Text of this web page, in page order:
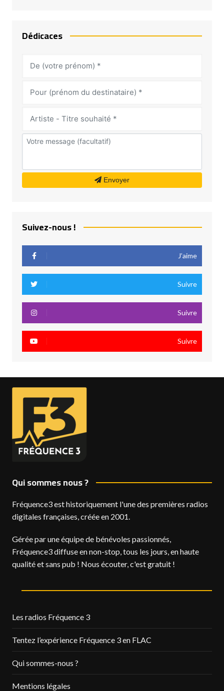
Dédicaces
Envoyer
Suivez-nous !
J’aime
Suivre
Suivre
Suivre
Qui sommes nous ?
Fréquence3 est historiquement l'une des premières radios
digitales françaises, créée en 2001.
Gérée par une équipe de bénévoles passionnés,
Fréquence3 diffuse en non-stop, tous les jours, en haute
qualité et sans pub ! Nous écouter, c'est gratuit !
Les radios Fréquence 3
Tentez l’expérience Fréquence 3 en FLAC
Qui sommes-nous ?
Mentions légales